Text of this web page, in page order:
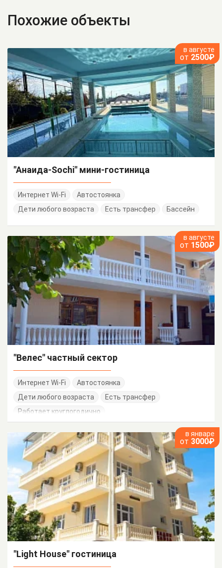
Похожие объекты
в августе
от 2500₽
"Анаида-Sochi" мини-гостиница
Интернет Wi-Fi
Автостоянка
Дети любого возраста
Есть трансфер Бассейн
в августе
от 1500₽
"Велес" частный сектор
Интернет Wi-Fi
Автостоянка
Дети любого возраста
Есть трансфер
Работает круглогодично
в январе
от 3000₽
"Light House" гостиница